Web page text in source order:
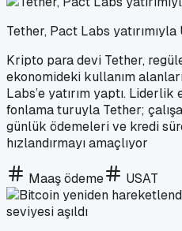
Tether, Pact Labs yatırımıyla
Kripto para devi Tether,
ekonomideki kullanım
Labs’e yatırım yaptı.
fonlama turuyla Tether;
günlük ödemeleri ve kredi
hızlandırmayı amaçlıyor
Maaş ödeme USAT